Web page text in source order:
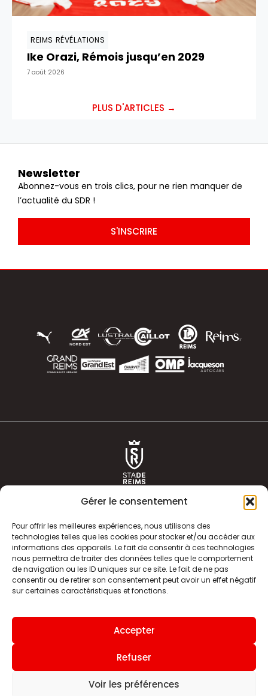
Gérer le consentement
Pour offrir les meilleures expériences, nous utilisons des
technologies telles que les cookies pour stocker et/ou accéder aux
informations des appareils. Le fait de consentir à ces technologies
nous permettra de traiter des données telles que le comportement
de navigation ou les ID uniques sur ce site. Le fait de ne pas
consentir ou de retirer son consentement peut avoir un effet négatif
sur certaines caractéristiques et fonctions.
Accepter
Refuser
Voir les préférences
REIMS RÉVÉLATIONS
Ike Orazi, Rémois jusqu’en 2029
7 août 2026
PLUS D'ARTICLES →
Newsletter
Abonnez-vous en trois clics, pour ne rien manquer de
l’actualité du SDR !
S'INSCRIRE
ACTUALITÉS
CLUB
BOUTIQUE
HISTOIRE
ÉQUIPE PREMIERE
INFOS ET CONTACT